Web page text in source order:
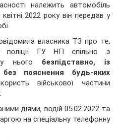
належить автомобіль
2022 року він передав у
власника ТЗ про те,
поліції ГУ НП спільно з
у нього безпідставно, із
пояснення будь-яких
військової частини
діями, водій 05.02.2022 та
на спеціальну телефонну